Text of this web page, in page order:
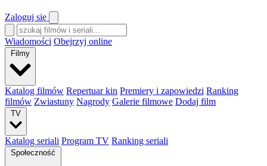
Zaloguj się
Wiadomości Obejrzyj online
Filmy
Katalog filmów Repertuar kin Premiery i zapowiedzi Ranking
filmów Zwiastuny Nagrody Galerie filmowe Dodaj film
TV
Katalog seriali Program TV Ranking seriali
Społeczność